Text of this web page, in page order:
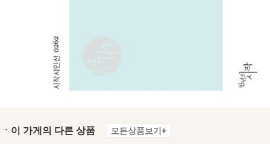
ㆍ이 가게의 다른 상품 모든상품보기+